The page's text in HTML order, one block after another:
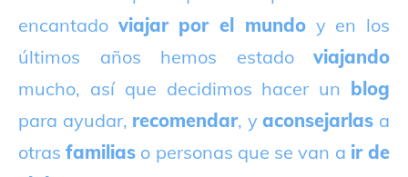
encantado viajar por el mundoy en los
últimos años hemos estado viajando
mucho, así que decidimos hacer un blog
para ayudar, recomendar, yaconsejarlas a
otrasfamilias o personas que se van a ir de